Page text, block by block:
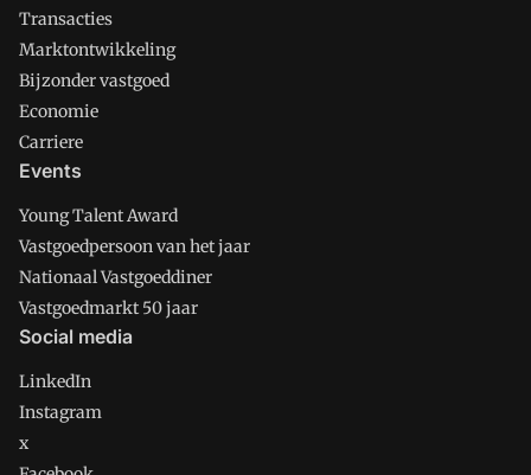
Transacties
Marktontwikkeling
Bijzonder vastgoed
Economie
Carriere
Events
Young Talent Award
Vastgoedpersoon van het jaar
Nationaal Vastgoeddiner
Vastgoedmarkt 50 jaar
Social media
LinkedIn
Instagram
x